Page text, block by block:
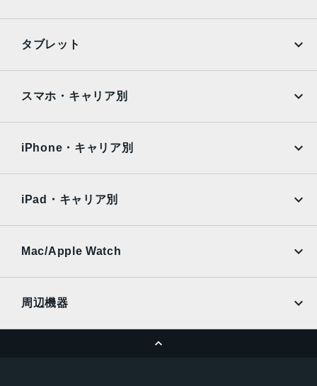
AQUOS
OPPO Android
タブレット
Surface
Xiaomi Tablet
スマホ・キャリア別
Ymobile
UQmobile
iPhone・キャリア別
Ymobile
UQmobile
iPad・キャリア別
Mac/Apple Watch
周辺機器